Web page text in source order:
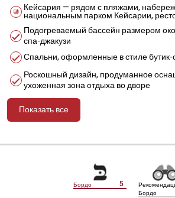
Кейсария — рядом с пляжами,
национальным парком Кейсарии,
Подогреваемый бассейн размером
спа-джакузи
Спальни, оформленные в стиле бутик-
Роскошный дизайн, продуманное
ухоженная зона отдыха во дворе
Показать все
Бордо 5
Бордо